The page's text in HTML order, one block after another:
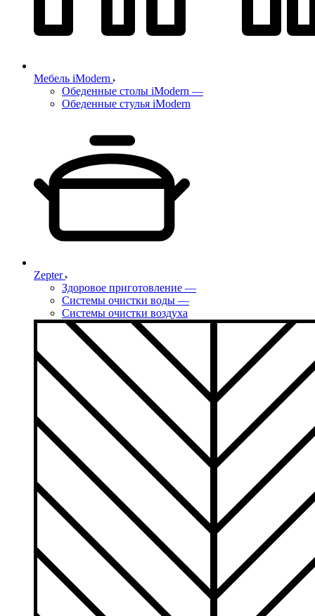
Мебель iModern
Обеденные столы iModern —
Обеденные стулья iModern
Zepter
Здоровое приготовление —
Системы очистки воды —
Системы очистки воздуха